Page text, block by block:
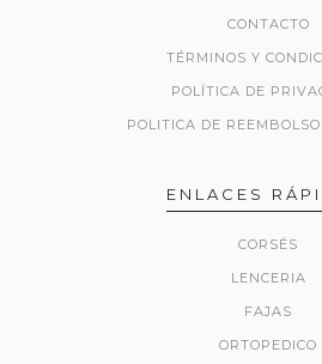
CONTACTO
TÉRMINOS Y
POLÍTICA DE
POLITICA DE
ENLACES
CORSÉS
LENCERIA
FAJAS
ORTOPEDICO